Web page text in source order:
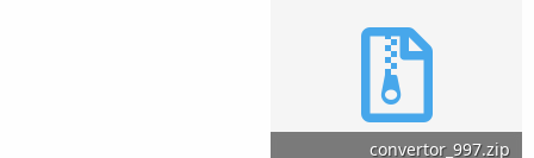
convertor_997.zip